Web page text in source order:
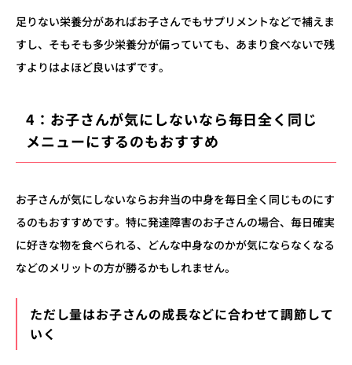
足りない栄養分があればお子さんでもサプリメントなどで補えま
すし、そもそも多少栄養分が偏っていても、あまり食べないで残
すよりはよほど良いはずです。
4：お子さんが気にしないなら毎日全く同じ
メニューにするのもおすすめ
お子さんが気にしないならお弁当の中身を毎日全く同じものにす
るのもおすすめです。特に発達障害のお子さんの場合、毎日確実
に好きな物を食べられる、どんな中身なのかが気にならなくなる
などのメリットの方が勝るかもしれません。
ただし量はお子さんの成長などに合わせて調節して
いく